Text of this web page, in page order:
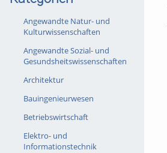
Angewandte Natur- und
Kulturwissenschaften
Angewandte Sozial- und
Gesundsheitswissenschaften
Architektur
Bauingenieurwesen
Betriebswirtschaft
Elektro- und
Informationstechnik